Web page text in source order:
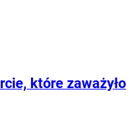
które zaważyło